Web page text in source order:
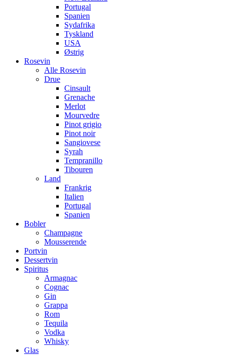
Portugal
Spanien
Sydafrika
Tyskland
USA
Østrig
Rosevin
Alle Rosevin
Drue
Cinsault
Grenache
Merlot
Mourvedre
Pinot grigio
Pinot noir
Sangiovese
Syrah
Tempranillo
Tibouren
Land
Frankrig
Italien
Portugal
Spanien
Bobler
Champagne
Mousserende
Portvin
Dessertvin
Spiritus
Armagnac
Cognac
Gin
Grappa
Rom
Tequila
Vodka
Whisky
Glas